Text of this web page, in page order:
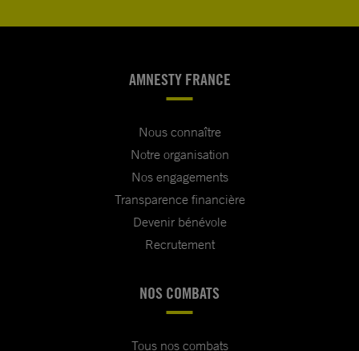
AMNESTY FRANCE
Nous connaître
Notre organisation
Nos engagements
Transparence financière
Devenir bénévole
Recrutement
NOS COMBATS
Tous nos combats